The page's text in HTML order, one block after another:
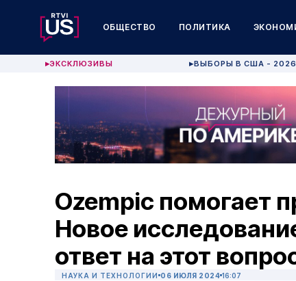
ОБЩЕСТВО ПОЛИТИКА
▶ЭКСКЛЮЗИВЫ ▶ВЫБОРЫ В США - 2026
Ozempic помогает
Новое
ответ на этот
НАУКА И ТЕХНОЛОГИИ 06 ИЮЛЯ 2024 16:07